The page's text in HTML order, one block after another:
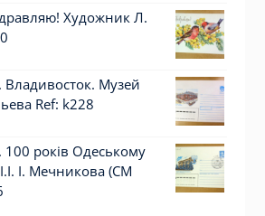
Художник Л.
Музей
Ref: k228
років Одеському
І.І. І. Мечникова (СМ